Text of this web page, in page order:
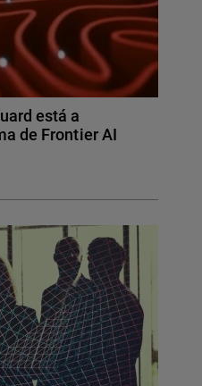
está a
de Frontier AI